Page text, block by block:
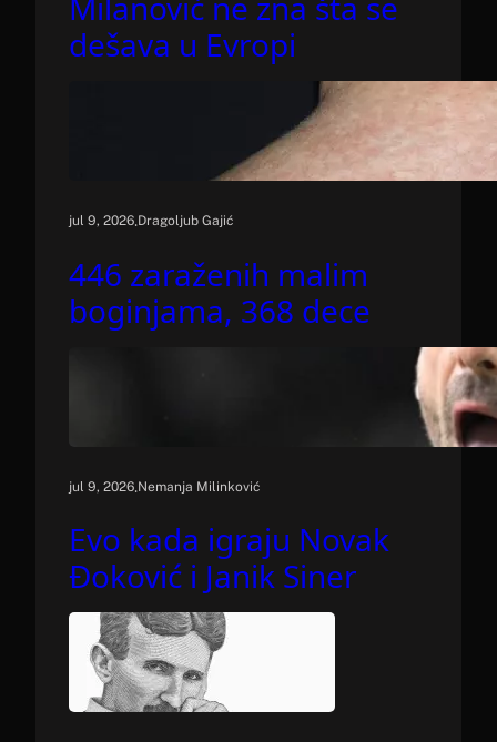
dešava u Evropi
jul 9, 2026.Dragoljub Gajić
446 zaraženih malim
boginjama, 368 dece
jul 9, 2026.Nemanja Milinković
Evo kada igraju Novak
Đoković i Janik Siner